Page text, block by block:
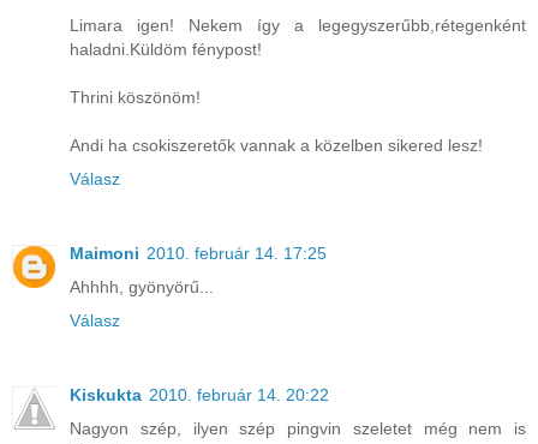
Limara igen! Nekem így a legegyszerűbb,rétegenként
haladni.Küldöm fénypost!
Thrini köszönöm!
Andi ha csokiszeretők vannak a közelben sikered lesz!
Válasz
Maimoni 2010. február 14. 17:25
Ahhhh, gyönyörű...
Válasz
Kiskukta 2010. február 14. 20:22
Nagyon szép, ilyen szép pingvin szeletet még nem is